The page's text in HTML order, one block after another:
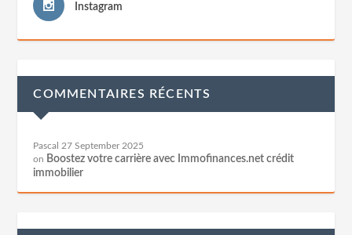
Instagram
COMMENTAIRES RÉCENTS
Pascal 27 September 2025
on Boostez votre carrière avec Immofinances.net crédit
immobilier